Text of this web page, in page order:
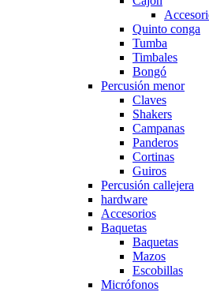
T50F 9KG/1200 SPIN
Shop NowQuinto conga
Tumba
Timbales
Bongó
Percusión menor
Claves
Shakers
Campanas
Panderos
Cortinas
Guiros
Percusión callejera
hardware
Accesorios
Baquetas
Baquetas
Mazos
Escobillas
Micrófonos